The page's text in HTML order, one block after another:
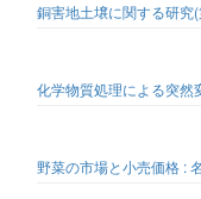
銅害地土壌に関する研究
化学物質処理による突然
野菜の市場と小売価格 :